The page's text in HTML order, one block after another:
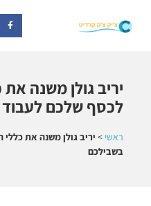
יריב גולן משנה
לכסף שלכם
ראשי > יריב גולן משנה את
בשבילכם